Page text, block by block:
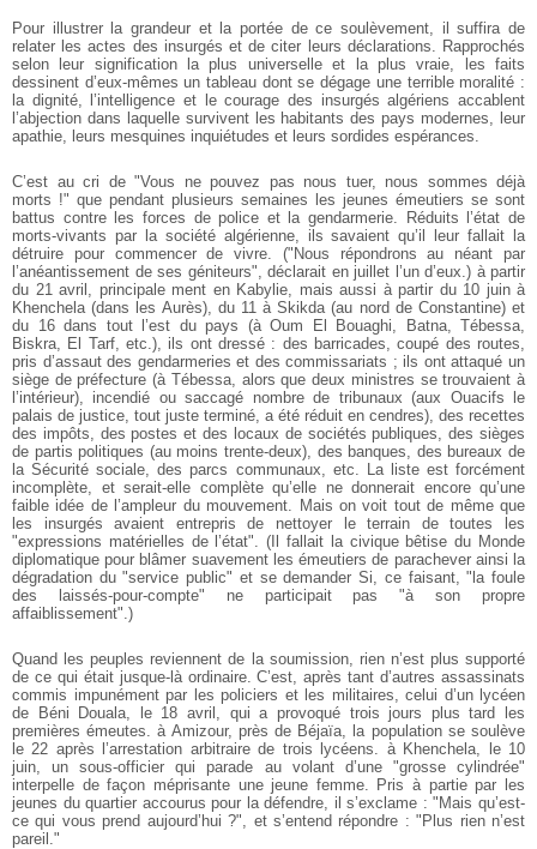
Pour illustrer la grandeur et la portée de ce soulèvement, il suffira de
relater les actes des insurgés et de citer leurs déclarations. Rapprochés
selon leur signification la plus universelle et la plus vraie, les faits
dessinent d’eux-mêmes un tableau dont se dégage une terrible moralité :
la dignité, l’intelligence et le courage des insurgés algériens accablent
l’abjection dans laquelle survivent les habitants des pays modernes, leur
apathie, leurs mesquines inquiétudes et leurs sordides espérances.
C’est au cri de "Vous ne pouvez pas nous tuer, nous sommes déjà
morts !" que pendant plusieurs semaines les jeunes émeutiers se sont
battus contre les forces de police et la gendarmerie. Réduits l’état de
morts-vivants par la société algérienne, ils savaient qu’il leur fallait la
détruire pour commencer de vivre. ("Nous répondrons au néant par
l’anéantissement de ses géniteurs", déclarait en juillet l’un d’eux.) à partir
du 21 avril, principale ment en Kabylie, mais aussi à partir du 10 juin à
Khenchela (dans les Aurès), du 11 à Skikda (au nord de Constantine) et
du 16 dans tout l’est du pays (à Oum El Bouaghi, Batna, Tébessa,
Biskra, El Tarf, etc.), ils ont dressé : des barricades, coupé des routes,
pris d’assaut des gendarmeries et des commissariats ; ils ont attaqué un
siège de préfecture (à Tébessa, alors que deux ministres se trouvaient à
l’intérieur), incendié ou saccagé nombre de tribunaux (aux Ouacifs le
palais de justice, tout juste terminé, a été réduit en cendres), des recettes
des impôts, des postes et des locaux de sociétés publiques, des sièges
de partis politiques (au moins trente-deux), des banques, des bureaux de
la Sécurité sociale, des parcs communaux, etc. La liste est forcément
incomplète, et serait-elle complète qu’elle ne donnerait encore qu’une
faible idée de l’ampleur du mouvement. Mais on voit tout de même que
les insurgés avaient entrepris de nettoyer le terrain de toutes les
"expressions matérielles de l’état". (Il fallait la civique bêtise du Monde
diplomatique pour blâmer suavement les émeutiers de parachever ainsi la
dégradation du "service public" et se demander Si, ce faisant, "la foule
des laissés-pour-compte" ne participait pas "à son propre
affaiblissement".)
Quand les peuples reviennent de la soumission, rien n’est plus supporté
de ce qui était jusque-là ordinaire. C’est, après tant d’autres assassinats
commis impunément par les policiers et les militaires, celui d’un lycéen
de Béni Douala, le 18 avril, qui a provoqué trois jours plus tard les
premières émeutes. à Amizour, près de Béjaïa, la population se soulève
le 22 après l’arrestation arbitraire de trois lycéens. à Khenchela, le 10
juin, un sous-officier qui parade au volant d’une "grosse cylindrée"
interpelle de façon méprisante une jeune femme. Pris à partie par les
jeunes du quartier accourus pour la défendre, il s’exclame : "Mais qu’est-
ce qui vous prend aujourd’hui ?", et s’entend répondre : "Plus rien n’est
pareil."